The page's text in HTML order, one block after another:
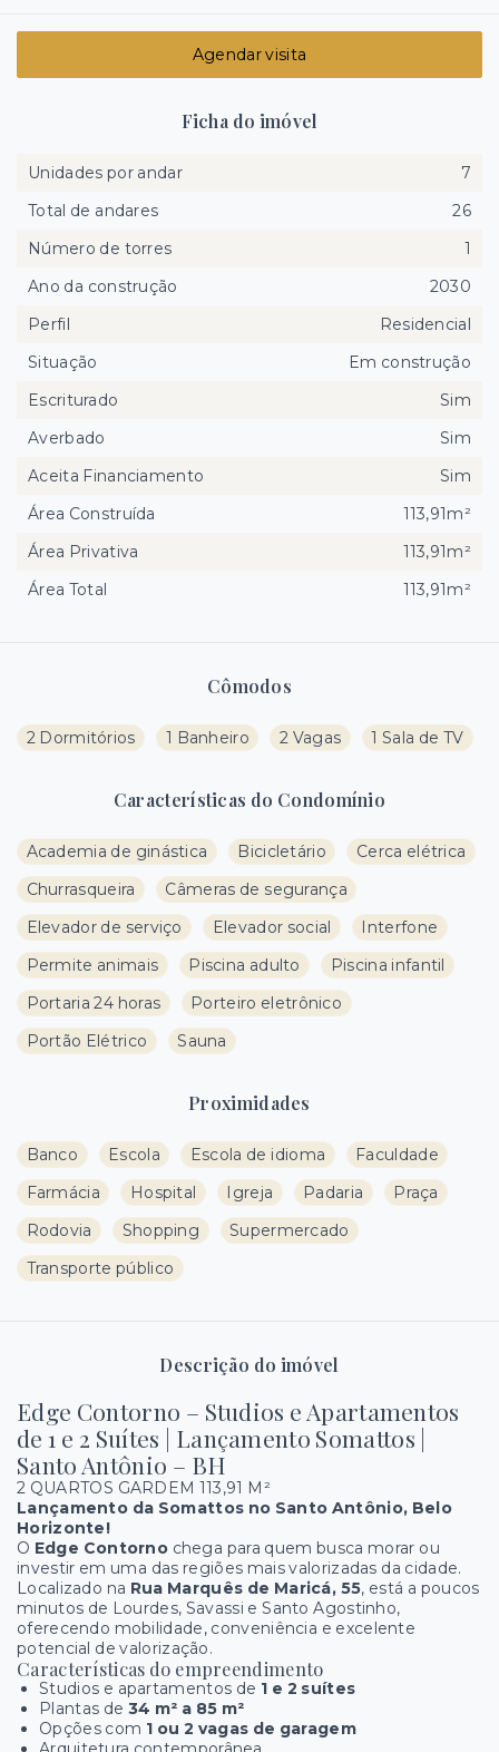
Cômodos
2 Dormitórios 1 Banheiro 2 Vagas 1 Sala de TV
Características do Condomínio
Academia de ginástica Bicicletário
Cerca elétrica
Churrasqueira
Câmeras de segurança
Elevador de serviço
Elevador social
Interfone
Permite animais
Piscina adulto
Piscina infantil
Portaria 24 horas
Porteiro eletrônico
Portão Elétrico
Sauna
Proximidades
Banco Escola Escola de idioma
Faculdade
Farmácia
Hospital Igreja Padaria
Praça
Rodovia
Shopping
Supermercado
Transporte público
Descrição do imóvel
Edge Contorno – Studios e Apartamentos
de 1 e 2 Suítes | Lançamento Somattos |
Santo Antônio – BH
2 QUARTOS GARDEM 113,91 M²
Lançamento da Somattos no Santo Antônio, Belo
Horizonte!
O Edge Contorno chega para quem busca morar ou
investir em uma das regiões mais valorizadas da cidade.
Localizado na Rua Marquês de Maricá, 55, está a poucos
minutos de Lourdes, Savassi e Santo Agostinho,
oferecendo mobilidade, conveniência e excelente
potencial de valorização.
Características do empreendimento
Studios e apartamentos de 1 e 2 suítes
Plantas de 34 m² a 85 m²
Opções com 1 ou 2 vagas de garagem
Agendar visita
Ficha do imóvel
Unidades por andar
7
Total de andares
26
Número de torres
1
Ano da construção
2030
Perfil
Residencial
Situação
Em construção
Escriturado
Sim
Averbado
Sim
Aceita Financiamento
Sim
Área Construída
113,91m²
Área Privativa
113,91m²
Área Total
113,91m²